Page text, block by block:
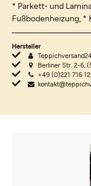
* Parkett- und
Fußbodenheizung, *
Hersteller
Berliner Str. 2-6,
+49 (0)221 716